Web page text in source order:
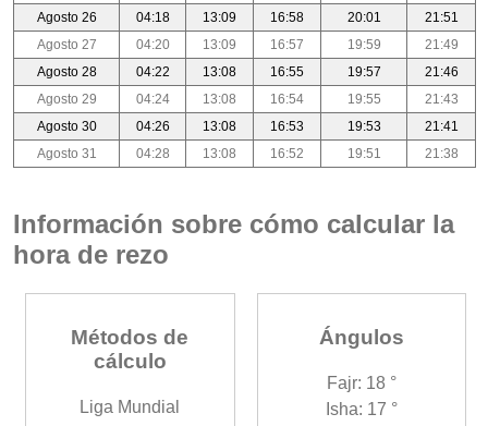
Agosto 26
04:18 13:09 16:58 20:01
21:51
Agosto 27
04:20 13:09 16:57 19:59
21:49
Agosto 28
04:22 13:08 16:55 19:57
21:46
Agosto 29
04:24 13:08 16:54 19:55
21:43
Agosto 30
04:26 13:08 16:53 19:53
21:41
Agosto 31
04:28 13:08 16:52 19:51 21:38
Información sobre cómo calcular la
hora de rezo
Métodos de
cálculo
Liga Mundial
Ángulos
Fajr: 18 °
Isha: 17 °